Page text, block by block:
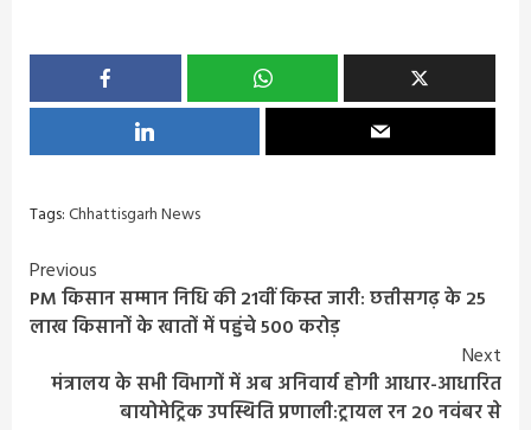
Tags:Chhattisgarh News
Continue
Reading
Previous
PM किसान सम्मान निधि की 21वीं किस्त जारी: छत्तीसगढ़ के 25
लाख किसानों के खातों में पहुंचे 500 करोड़
Next
मंत्रालय के सभी विभागों में अब अनिवार्य होगी आधार-आधारित
बायोमेट्रिक उपस्थिति प्रणाली:ट्रायल रन 20 नवंबर से